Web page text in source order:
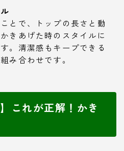
とで、トップの長さと動
きあげた時のスタイルに
。清潔感もキープできる
み合わせです。
これが正解！かき